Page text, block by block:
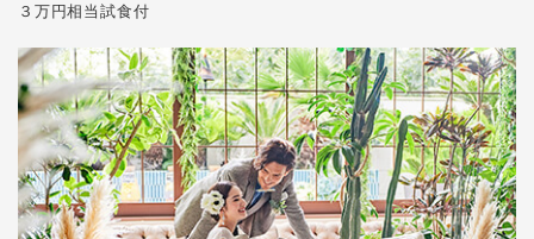
３万円相当試食付